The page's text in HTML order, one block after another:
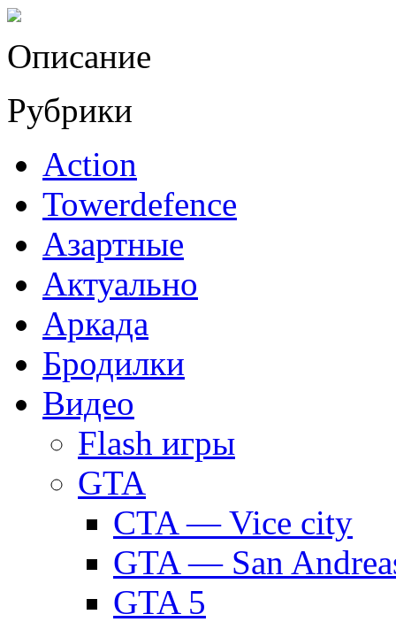
Описание
Рубрики
Action
Towerdefence
Азартные
Актуально
Аркада
Бродилки
Видео
Flash игры
GTA
CTA — Vice city
GTA — San
GTA 5